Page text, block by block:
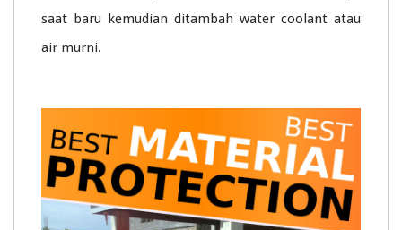
saat baru kemudian ditambah water coolant atau
air murni.